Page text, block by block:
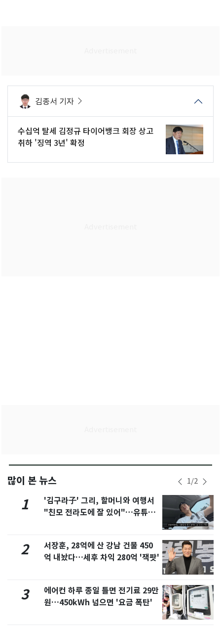
김종서 기자
수십억 탈세 김정규 타이어뱅크 회장 상고
취하 '징역 3년' 확정
많이 본 뉴스 1/2
1
'김구라子' 그리, 할머니와 여행서
"친모 전라도에 잘 있어"…유튜브
2
서장훈, 28억에 산 강남 건물 450
억 내놨다…세후 차익 280억 '잭팟'
3
에어컨 하루 종일 틀면 전기료 29만
원…450kWh 넘으면 '요금 폭탄'